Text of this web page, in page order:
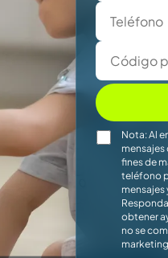
Nota: Al
fines de
teléfono
mensajes
obtener
no se